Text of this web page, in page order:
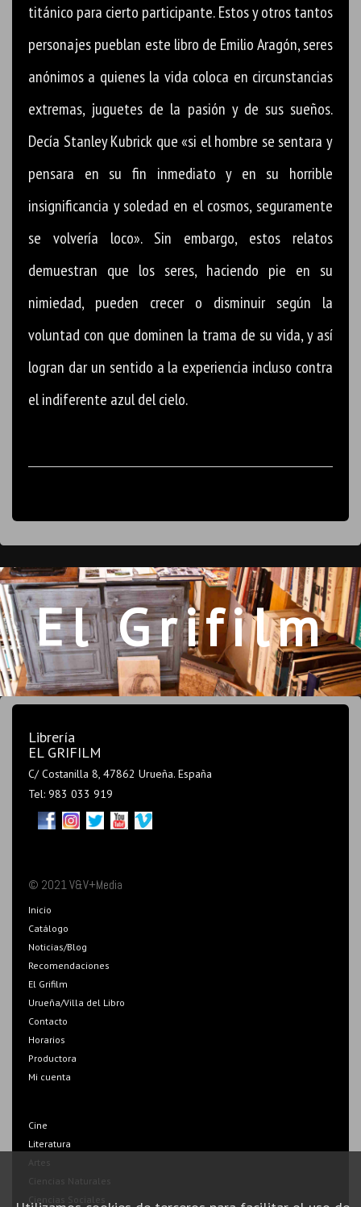
titánico para cierto participante. Estos y otros tantos
personajes pueblan este libro de Emilio Aragón, seres
anónimos a quienes la vida coloca en circunstancias
extremas, juguetes de la pasión y de sus sueños.
Decía Stanley Kubrick que «si el hombre se sentara y
pensara en su fin inmediato y en su horrible
insignificancia y soledad en el cosmos, seguramente
se volvería loco». Sin embargo, estos relatos
demuestran que los seres, haciendo pie en su
nimiedad, pueden crecer o disminuir según la
voluntad con que dominen la trama de su vida, y así
logran dar un sentido a la experiencia incluso contra
el indiferente azul del cielo.
El Grifilm
Librería
EL GRIFILM
C/ Costanilla 8, 47862 Urueña. España
Tel: 983 033 919
© 2021 V&V+Media
Inicio
Catálogo
Noticias/Blog
Recomendaciones
El Grifilm
Urueña/Villa del Libro
Contacto
Horarios
Productora
Mi cuenta
Cine
Literatura
Artes
Ciencias Naturales
Ciencias Sociales